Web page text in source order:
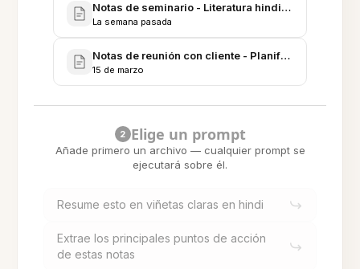
Notas de seminario - Literatura hindi moderna y
La semana pasada
Notas de reunión con cliente - Planificación de
15 de marzo
2 Elige un prompt
Añade primero un archivo — cualquier prompt se
ejecutará sobre él.
Resume esto en viñetas claras en hindi
Extrae los principales puntos de acción
de estas notas